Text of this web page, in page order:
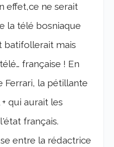
effet,ce ne serait
la télé bosniaque
batifollerait mais
française ! En
Ferrari, la pétillante
qui aurait les
français.
entre la rédactrice